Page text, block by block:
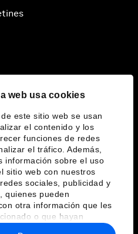
web usa cookies
este sitio web se usan
el contenido y los
funciones de redes
el tráfico. Además,
información sobre el uso
sitio web con nuestros
sociales, publicidad y
quienes pueden
otra información que les
o que hayan
del uso que haya